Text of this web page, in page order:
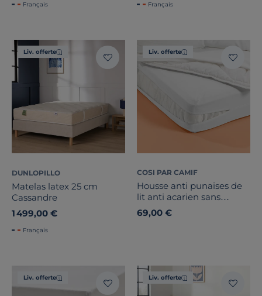
Français Français
Liv. offerte
DUNLOPILLO
Matelas latex 25 cm
Cassandre
1 499,00 €
Français
Liv. offerte
COSI PAR CAMIF
Housse anti punaises de
lit anti acarien sans
traitement
69,00 €
Liv. offerte Liv. offerte